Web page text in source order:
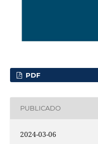
PDF
PUBLICADO
2024-03-06